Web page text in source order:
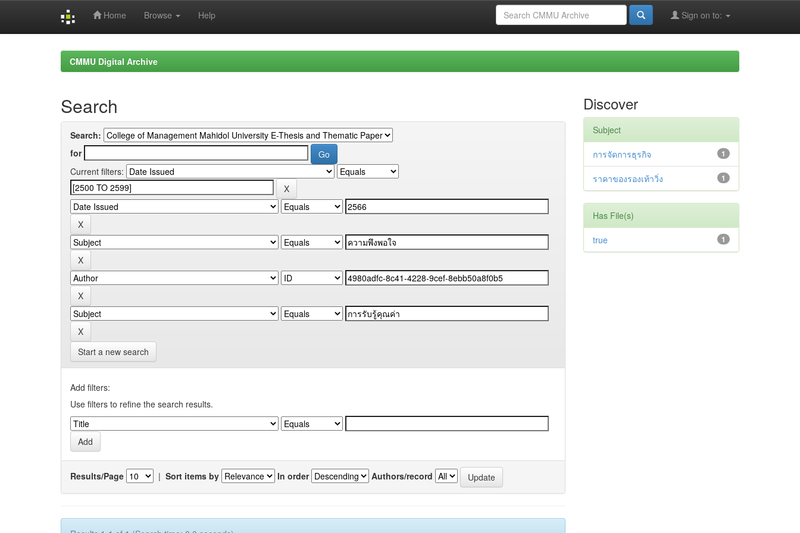
Home Browse Help Sign on to:
CMMU Digital Archive
Search
Search:
for
Current filters:
Start a new search
Add filters:
Use filters to refine the search results.
Results/Page | Sort items by In order Authors/record
Discover
Subject
1
การจัดการธุรกิจ
1
ราคาของรองเท้าวิ่ง
Has File(s)
1
true